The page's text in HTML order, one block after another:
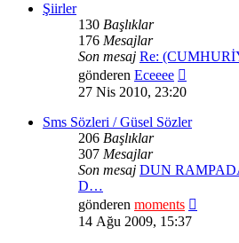
Şiirler
130 Başlıklar
176 Mesajlar
Son mesaj Re:
gönderen Eceeee
mesajı
27 Nis 2010, 23:20
Sms Sözleri / Güsel Sözler
206 Başlıklar
307 Mesajlar
Son mesaj DUN
D…
gönderen moments
14 Ağu 2009, 15:37